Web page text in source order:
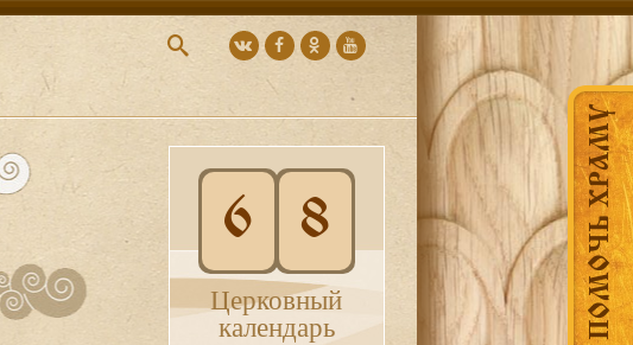
ПОМОЧЬ ХРАМУ
6 8
Церковный
календарь